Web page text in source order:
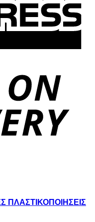
ΠΛΑΣΤΙΚΟΠΟΙΗΣΕΙΣ